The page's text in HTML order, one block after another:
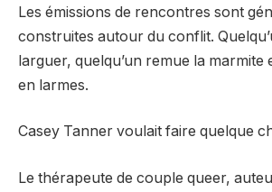
Les émissions de rencontres sont
construites autour du conflit.
larguer, quelqu’un remue la marmite
en larmes.
Casey Tanner voulait faire quelque
Le thérapeute de couple queer,